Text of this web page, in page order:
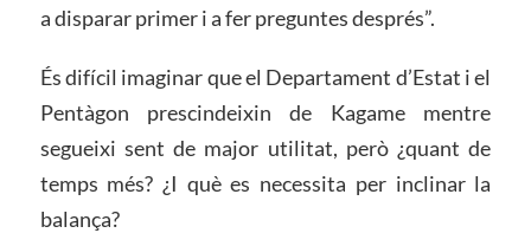
a disparar primer i a fer preguntes després”.
És difícil imaginar que el Departament d’Estat i el
Pentàgon prescindeixin de Kagame mentre
segueixi sent de major utilitat, però ¿quant de
temps més? ¿I què es necessita per inclinar la
balança?